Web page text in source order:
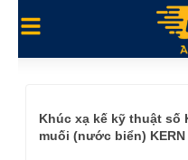
Khúc xạ kế kỹ thuật số
muối (nước biển) KERN